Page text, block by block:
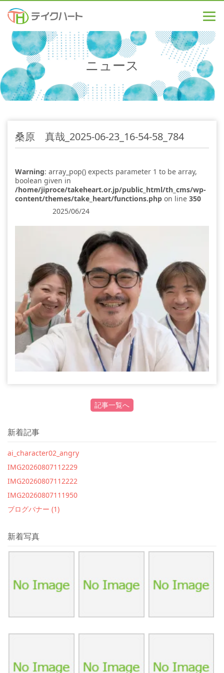
ニュース
桑原 真哉_2025-06-23_16-54-58_784
Warning: array_pop() expects parameter 1 to be array,
boolean given in
/home/jiproce/takeheart.or.jp/public_html/th_cms/wp-
content/themes/take_heart/functions.php on line 350
2025/06/24
記事一覧へ
新着記事
ai_character02_angry
IMG20260807112229
IMG20260807112222
IMG20260807111950
ブログバナー (1)
新着写真